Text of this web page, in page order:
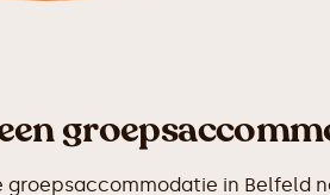
in Belfeld